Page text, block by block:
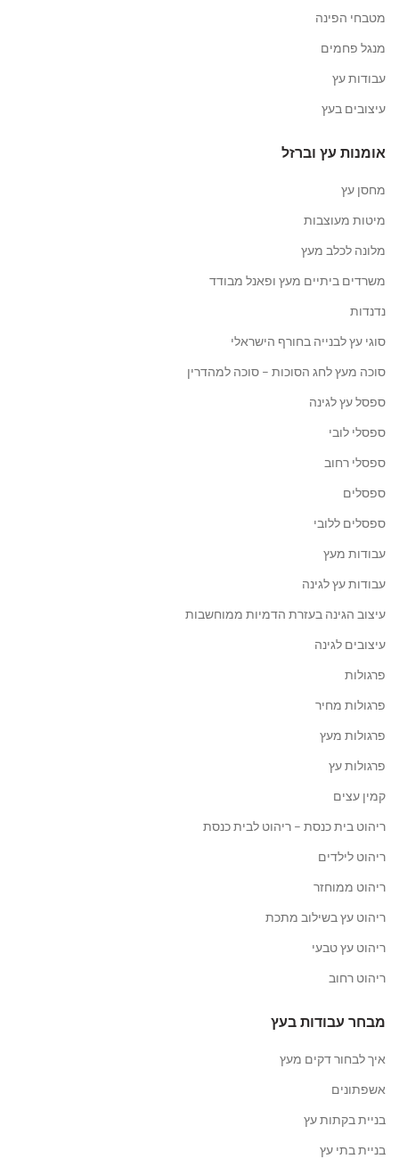
מטבחי הפינה
מנגל פחמים
עבודות עץ
עיצובים בעץ
אומנות עץ וברזל
מחסן עץ
מיטות מעוצבות
מלונה לכלב מעץ
משרדים ביתיים מעץ ופאנל מבודד
נדנדות
סוגי עץ לבנייה בחורף הישראלי
סוכה מעץ לחג הסוכות – סוכה למהדרין
ספסל עץ לגינה
ספסלי לובי
ספסלי רחוב
ספסלים
ספסלים ללובי
עבודות מעץ
עבודות עץ לגינה
עיצוב הגינה בעזרת הדמיות ממוחשבות
עיצובים לגינה
פרגולות
פרגולות מחיר
פרגולות מעץ
פרגולות עץ
קמין עצים
ריהוט בית כנסת – ריהוט לבית כנסת
ריהוט לילדים
ריהוט ממוחזר
ריהוט עץ בשילוב מתכת
ריהוט עץ טבעי
ריהוט רחוב
מבחר עבודות בעץ
איך לבחור דקים מעץ
אשפתונים
בניית בקתות עץ
בניית בתי עץ